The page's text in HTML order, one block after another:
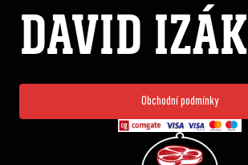
DAVID IZÁK
Obchodní podmínky